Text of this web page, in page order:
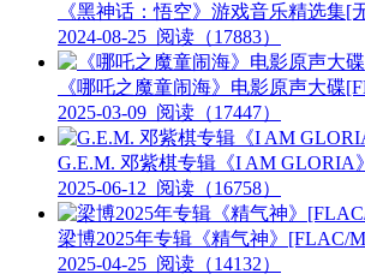
《黑神话：悟空》游戏音乐精选集[
2024-08-25 阅读（17883）
《哪吒之魔童闹海》电影原声大碟
2025-03-09 阅读（17447）
G.E.M. 邓紫棋专辑《I AM GLORIA
2025-06-12 阅读（16758）
梁博2025年专辑《精气神》[FLAC/
2025-04-25 阅读（14132）